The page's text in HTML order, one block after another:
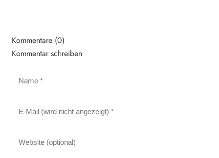
Kommentare (0)
Kommentar schreiben